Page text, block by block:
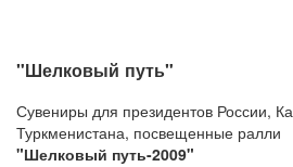
"Шелковый путь"
Сувениры для президентов России,
Туркменистана, посвещенные ралли
"Шелковый путь-2009"